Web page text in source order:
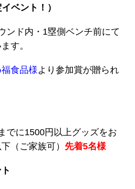
ベント！）
ンド内・1塁側ベンチ前にて
す。
食品様より参加賞が贈られ
でに1500円以上グッズをお
（ご家族可） 先着5名様